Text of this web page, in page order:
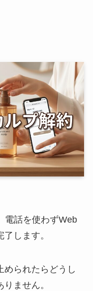
電話を使わずWeb
します。
められたらどうし
ません。